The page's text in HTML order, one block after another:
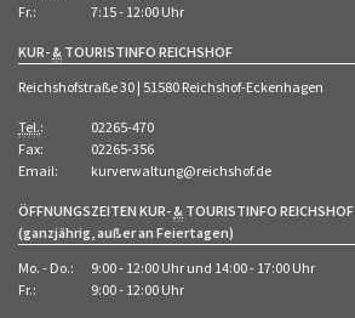
Fr.:
7:15 - 12:00 Uhr
KUR-& TOURISTINFO REICHSHOF
Reichshofstraße 30 | 51580 Reichshof-Eckenhagen
Tel.:
02265-470
Fax:
02265-356
Email:
kurverwaltung@reichshof.de
ÖFFNUNGSZEITEN KUR-& TOURISTINFO REICHSHOF
(ganzjährig, außer an Feiertagen)
Mo. - Do.:
9:00 - 12:00 Uhr und 14:00 - 17:00 Uhr
Fr.:
9:00 - 12:00 Uhr